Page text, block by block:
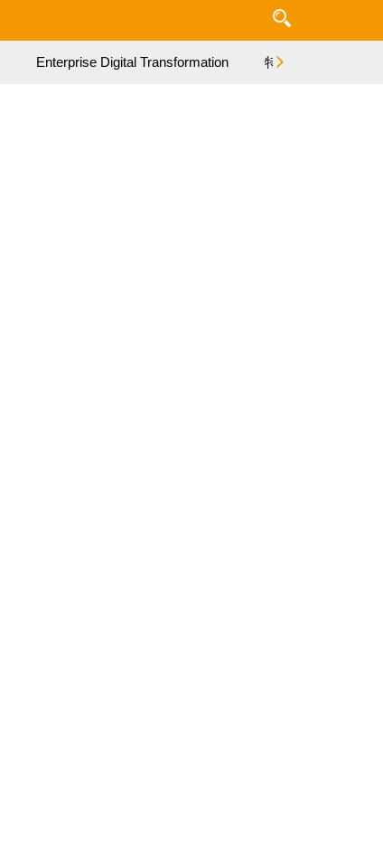
Enterprise Digital Transformation 特集